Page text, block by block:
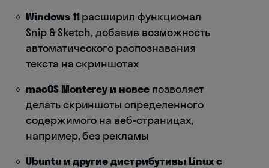
Windows 11расширил функционал
Snip & Sketch, добавив возможность
автоматического распознавания
текста на скриншотах
macOS Monterey и новеепозволяет
делать скриншоты определенного
содержимого на веб-страницах,
например, без рекламы
Ubuntu и другие дистрибутивы Linux с